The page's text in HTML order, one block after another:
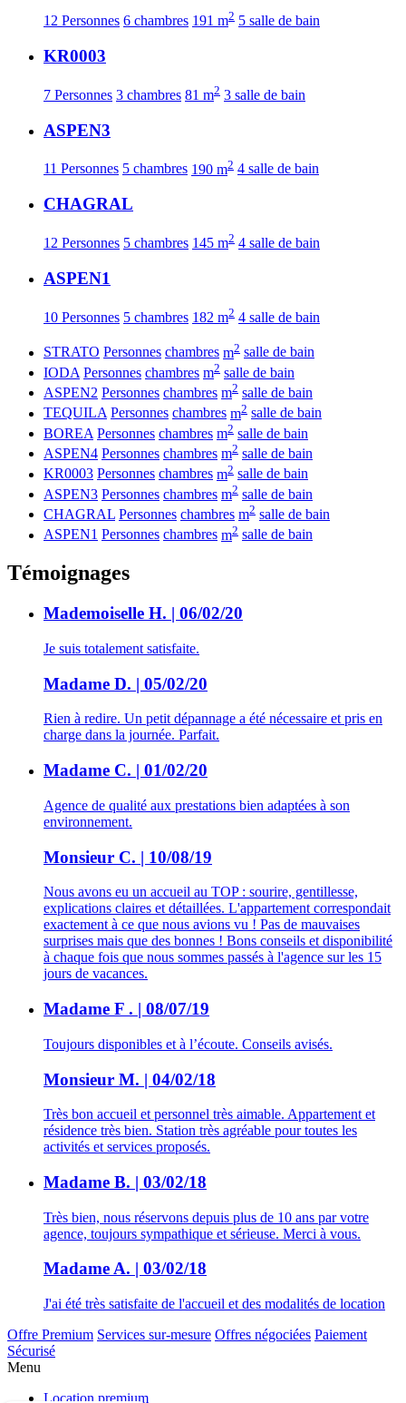
12 Personnes 6 chambres 191 m2 5 salle de bain
KR0003
7 Personnes 3 chambres 81 m2 3 salle de bain
ASPEN3
11 Personnes 5 chambres 190 m2 4 salle de bain
CHAGRAL
12 Personnes 5 chambres 145 m2 4 salle de bain
ASPEN1
10 Personnes 5 chambres 182 m2 4 salle de bain
STRATO Personnes chambres m2 salle de bain
IODA Personnes chambres m2 salle de bain
ASPEN2 Personnes chambres m2 salle de bain
TEQUILA Personnes chambres m2 salle de bain
BOREA Personnes chambres m2 salle de bain
ASPEN4 Personnes chambres m2 salle de bain
KR0003 Personnes chambres m2 salle de bain
ASPEN3 Personnes chambres m2 salle de bain
CHAGRAL Personnes chambres m2 salle de bain
ASPEN1 Personnes chambres m2 salle de bain
Témoignages
Mademoiselle H. | 06/02/20
Je suis totalement satisfaite.
Madame D. | 05/02/20
Rien à redire. Un petit dépannage a été nécessaire et pris en
charge dans la journée. Parfait.
Madame C. | 01/02/20
Agence de qualité aux prestations bien adaptées à son
environnement.
Monsieur C. | 10/08/19
Nous avons eu un accueil au TOP : sourire, gentillesse,
explications claires et détaillées. L'appartement correspondait
exactement à ce que nous avions vu ! Pas de mauvaises
surprises mais que des bonnes ! Bons conseils et disponibilité
à chaque fois que nous sommes passés à l'agence sur les 15
jours de vacances.
Madame F . | 08/07/19
Toujours disponibles et à l’écoute. Conseils avisés.
Monsieur M. | 04/02/18
Très bon accueil et personnel très aimable. Appartement et
résidence très bien. Station très agréable pour toutes les
activités et services proposés.
Madame B. | 03/02/18
Très bien, nous réservons depuis plus de 10 ans par votre
agence, toujours sympathique et sérieuse. Merci à vous.
Madame A. | 03/02/18
J'ai été très satisfaite de l'accueil et des modalités de location
Offre Premium Services sur-mesure Offres négociées Paiement
Sécurisé
Menu
Location premium